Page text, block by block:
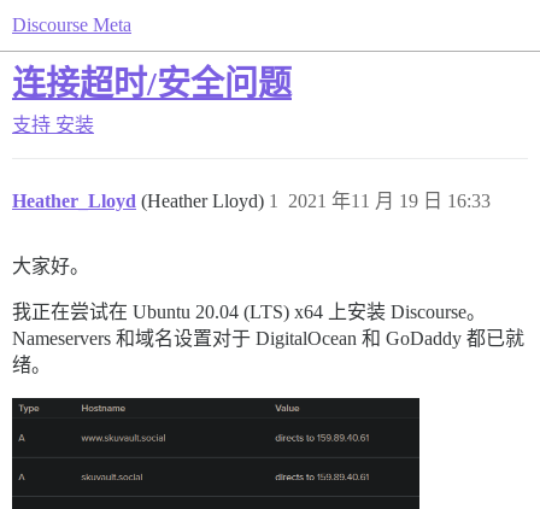
Discourse Meta
连接超时/安全问题
支持 安装
Heather_Lloyd (Heather Lloyd) 2021 年11 月 19 日 16:33
1
大家好。
我正在尝试在 Ubuntu 20.04 (LTS) x64 上安装 Discourse。
Nameservers 和域名设置对于 DigitalOcean 和 GoDaddy 都已就
绪。